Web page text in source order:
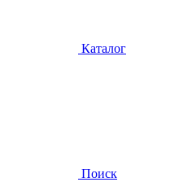
Каталог
Поиск